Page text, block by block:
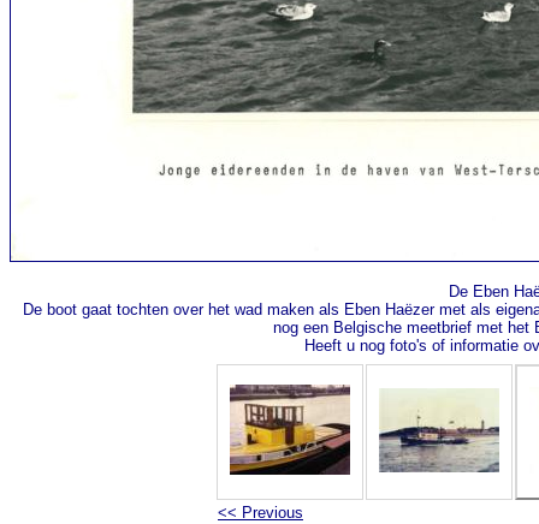
De Eben
De boot gaat tochten over het wad maken als Eben Haëzer met als
nog een Belgische meetbrief met het
Heeft u nog foto's of informatie
<< Previous